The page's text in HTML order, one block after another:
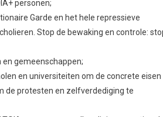
instrument van verdeel-en-heers door de
garandeert zoals de vrijheid van
hebben, tot en met het
In een nieuw Iran zullen de
van de moellahs. Religie wordt
van de beweging naar alle regio’s,